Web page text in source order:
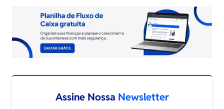
Assine Nossa Newsletter